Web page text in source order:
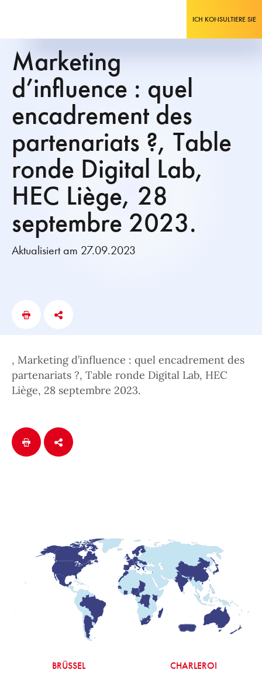
ICH KONSULTIERE SIE
Marketing
d’influence : quel
encadrement des
partenariats ?, Table
ronde Digital Lab,
HEC Liège, 28
septembre 2023.
Aktualisiert am 27.09.2023
, Marketing d’influence : quel encadrement des
partenariats ?, Table ronde Digital Lab, HEC
Liège, 28 septembre 2023.
BRÜSSEL CHARLEROI